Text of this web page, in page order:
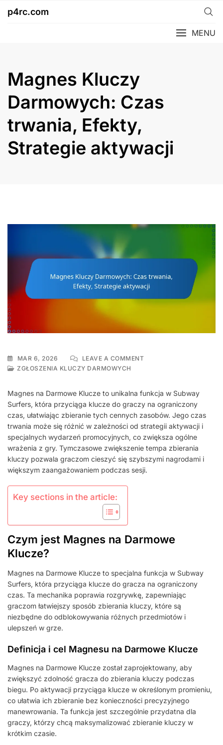
p4rc.com
MENU
Magnes Kluczy
Darmowych: Czas
trwania, Efekty,
Strategie aktywacji
MAR 6, 2026 LEAVE A COMMENTON
CZAS
TRWANIA,
EFEKTY,
STRATEGIE
AKTYWACJI
ZGŁOSZENIA KLUCZY DARMOWYCH
Magnes na Darmowe Klucze to unikalna funkcja w Subway
Surfers, która przyciąga klucze do graczy na ograniczony
czas, ułatwiając zbieranie tych cennych zasobów. Jego czas
trwania może się różnić w zależności od strategii aktywacji i
specjalnych wydarzeń promocyjnych, co zwiększa ogólne
wrażenia z gry. Tymczasowe zwiększenie tempa zbierania
kluczy pozwala graczom cieszyć się szybszymi nagrodami i
większym zaangażowaniem podczas sesji.
Key sections in the article:
Czym jest Magnes na Darmowe
Klucze?
Magnes na Darmowe Klucze to specjalna funkcja w Subway
Surfers, która przyciąga klucze do gracza na ograniczony
czas. Ta mechanika poprawia rozgrywkę, zapewniając
graczom łatwiejszy sposób zbierania kluczy, które są
niezbędne do odblokowywania różnych przedmiotów i
ulepszeń w grze.
Definicja i cel Magnesu na Darmowe Klucze
Magnes na Darmowe Klucze został zaprojektowany, aby
zwiększyć zdolność gracza do zbierania kluczy podczas
biegu. Po aktywacji przyciąga klucze w określonym promieniu,
co ułatwia ich zbieranie bez konieczności precyzyjnego
manewrowania. Ta funkcja jest szczególnie przydatna dla
graczy, którzy chcą maksymalizować zbieranie kluczy w
krótkim czasie.